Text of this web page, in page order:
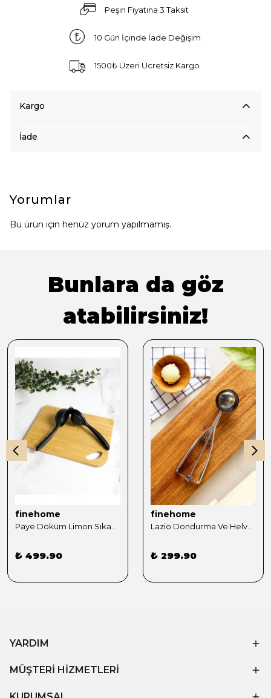
Peşin Fiyatına 3 Taksit
10 Gün İçinde İade Değişim
1500₺ Üzeri Ücretsiz Kargo
Kargo
İade
Yorumlar
Bu ürün için henüz yorum yapılmamış.
Bunlara da göz
atabilirsiniz!
finehome
₺ 499.90
finehome
₺ 299.90
YARDIM
MÜŞTERİ HİZMETLERİ